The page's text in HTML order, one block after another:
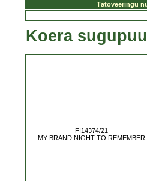
Tätoveeringu
-
Koera
FI14374/21
MY BRAND NIGHT TO REMEMBER